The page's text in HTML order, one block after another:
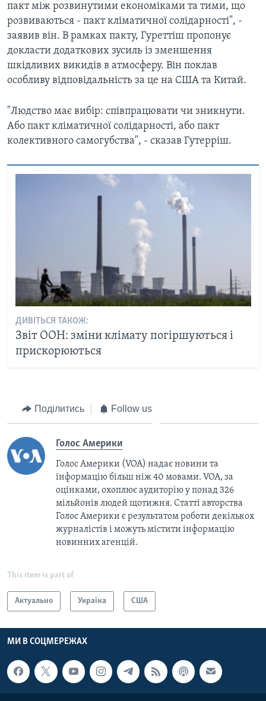
пакт між розвинутими економіками та тими, що
розвиваються - пакт кліматичної солідарності", -
заявив він. В рамках пакту, Гуреттіш пропонує
докласти додаткових зусиль із зменшення
шкідливих викидів в атмосферу. Він поклав
особливу відповідальність за це на США та Китай.
"Людство має вибір: співпрацювати чи зникнути.
Або пакт кліматичної солідарності, або пакт
колективного самогубства", - сказав Гутерріш.
ДИВІТЬСЯ ТАКОЖ:
Звіт ООН: зміни клімату погіршуються і
прискорюються
Поділитись Follow us
Голос Америки
Голос Америки (VOA) надає новини та
інформацію більш ніж 40 мовами. VOA, за
оцінками, охоплює аудиторію у понад 326
мільйонів людей щотижня. Статті авторства
Голос Америки є результатом роботи декількох
журналістів і можуть містити інформацію
новинних агенцій.
This item is part of
Актуально Україна США
МИ В СОЦМЕРЕЖАХ